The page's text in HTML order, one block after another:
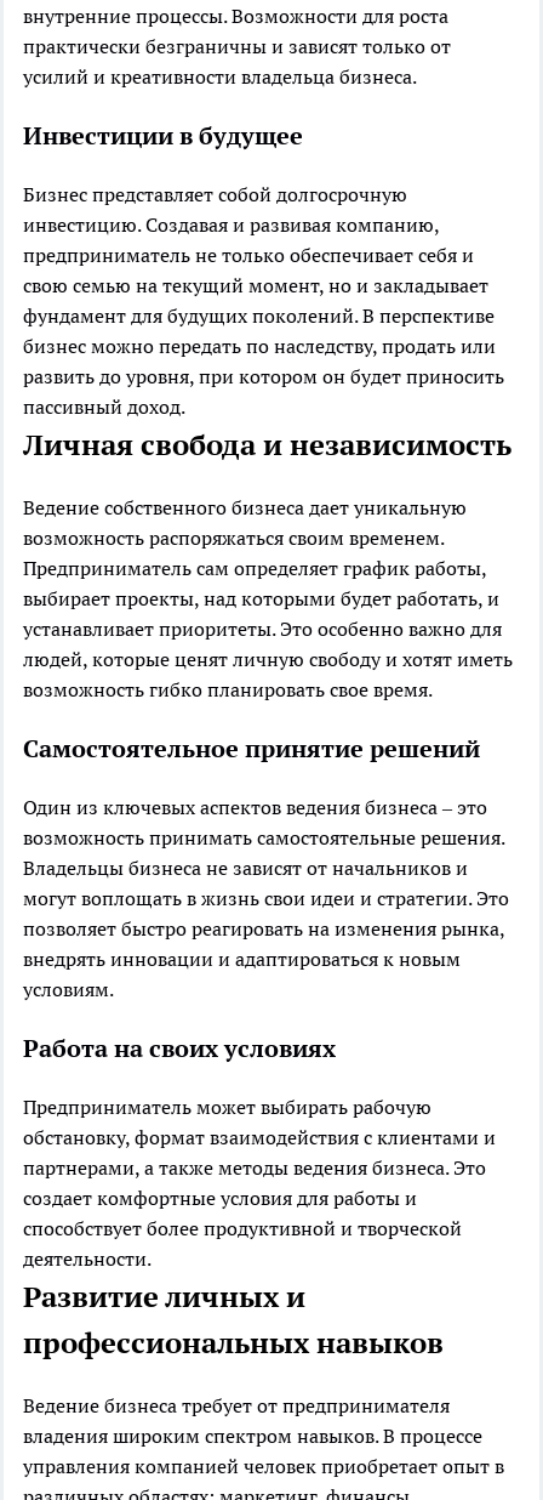
внутренние процессы. Возможности для роста
практически безграничны и зависят только от
усилий и креативности владельца бизнеса.
Инвестиции в будущее
Бизнес представляет собой долгосрочную
инвестицию. Создавая и развивая компанию,
предприниматель не только обеспечивает себя и
свою семью на текущий момент, но и закладывает
фундамент для будущих поколений. В перспективе
бизнес можно передать по наследству, продать или
развить до уровня, при котором он будет приносить
пассивный доход.
Личная свобода и независимость
Ведение собственного бизнеса дает уникальную
возможность распоряжаться своим временем.
Предприниматель сам определяет график работы,
выбирает проекты, над которыми будет работать, и
устанавливает приоритеты. Это особенно важно для
людей, которые ценят личную свободу и хотят иметь
возможность гибко планировать свое время.
Самостоятельное принятие решений
Один из ключевых аспектов ведения бизнеса – это
возможность принимать самостоятельные решения.
Владельцы бизнеса не зависят от начальников и
могут воплощать в жизнь свои идеи и стратегии. Это
позволяет быстро реагировать на изменения рынка,
внедрять инновации и адаптироваться к новым
условиям.
Работа на своих условиях
Предприниматель может выбирать рабочую
обстановку, формат взаимодействия с клиентами и
партнерами, а также методы ведения бизнеса. Это
создает комфортные условия для работы и
способствует более продуктивной и творческой
деятельности.
Развитие личных и
профессиональных навыков
Ведение бизнеса требует от предпринимателя
владения широким спектром навыков. В процессе
управления компанией человек приобретает опыт в